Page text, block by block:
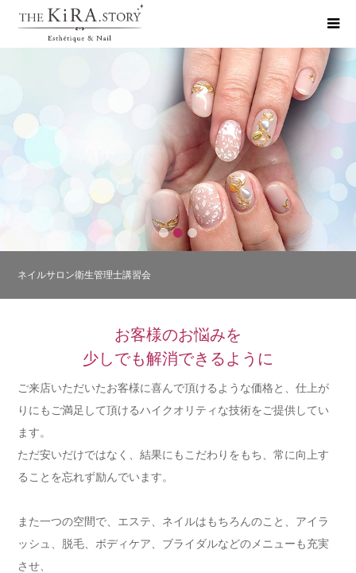
Always challenging
常に努力し成長し続けること
ネイルサロン衛生管理士講習会
下垂などでお悩みの方に
ブログ更新-巻き爪・陥入爪のご相談は当店へ
ブログ更新-深爪・爪噛み・爪の形・色でお悩みなら
お客様のお悩みを
少しでも解消できるように
ご来店いただいたお客様に喜んで頂けるような価格と、仕上が
りにもご満足して頂けるハイクオリティな技術をご提供してい
ます。
ただ安いだけではなく、結果にもこだわりをもち、常に向上す
ることを忘れず励んでいます。
また一つの空間で、エステ、ネイルはもちろんのこと、アイラ
ッシュ、脱毛、ボディケア、ブライダルなどのメニューも充実
させ、